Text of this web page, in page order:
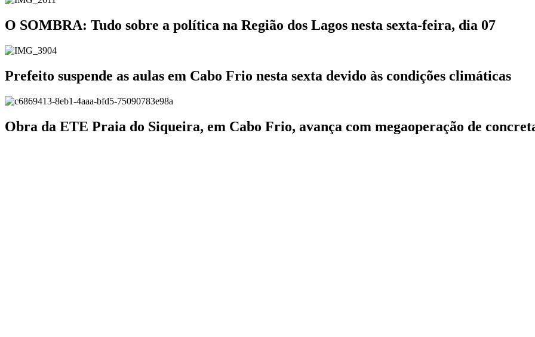
O SOMBRA: Tudo sobre a política na Região dos Lagos nesta sexta-feira, dia 07
Prefeito suspende as aulas em Cabo Frio nesta sexta devido às condições climáticas
Obra da ETE Praia do Siqueira, em Cabo Frio, avança com megaoperação de